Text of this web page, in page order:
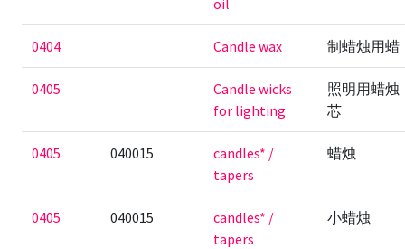
oil
0404 Candle wax 制蜡烛用蜡
0405
Candle wicks
for lighting
照明用蜡烛
芯
0405 040015
candles* /
tapers
蜡烛
0405 040015
candles* /
tapers
小蜡烛